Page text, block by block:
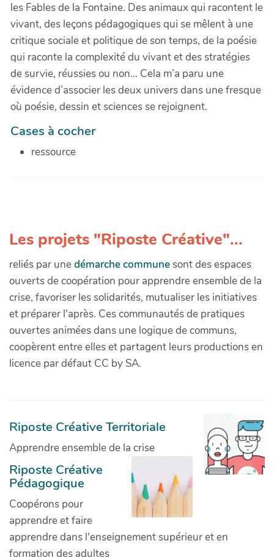
les Fables de la Fontaine. Des animaux qui racontent le
vivant, des leçons pédagogiques qui se mêlent à une
critique sociale et politique de son temps, de la poésie
qui raconte la complexité du vivant et des stratégies
de survie, réussies ou non… Cela m’a paru une
évidence d’associer les deux univers dans une fresque
où poésie, dessin et sciences se rejoignent.
Cases à cocher
ressource